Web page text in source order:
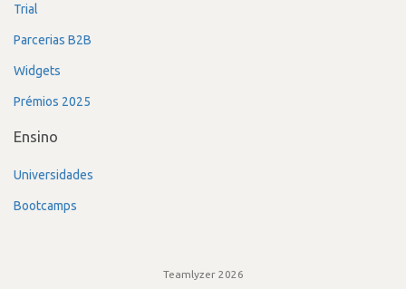
Trial
Parcerias B2B
Widgets
Prémios 2025
Ensino
Universidades
Bootcamps
Teamlyzer 2026